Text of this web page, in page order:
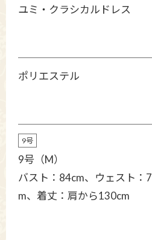
ユミ・クラシカルドレス
ポリエステル
9号
9号（M）
バスト：84cm、ウェスト：
m、着丈：肩から130cm